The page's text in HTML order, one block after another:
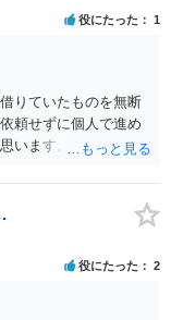
役にたった 1
りていたものを無断
頼せずに個人で進め
います。 見積を出し
足りるでしょう。
役にたった 2